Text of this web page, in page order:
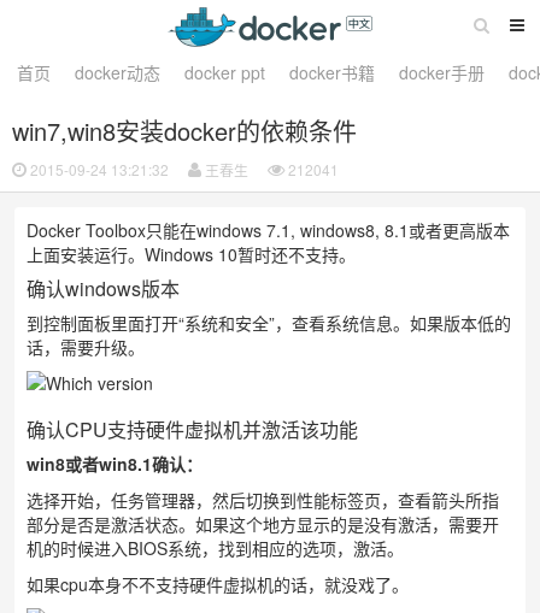
首页 docker动态 docker ppt docker书籍 docker手册
win7,win8安装docker的依赖条件
2015-09-24 13:21:32 王春生 212041
Docker Toolbox只能在windows 7.1, windows8, 8.1或者更高版本
上面安装运行。Windows 10暂时还不支持。
确认windows版本
到控制面板里面打开“系统和安全”，查看系统信息。如果版本低的
话，需要升级。
确认CPU支持硬件虚拟机并激活该功能
win8或者win8.1确认：
选择开始，任务管理器，然后切换到性能标签页，查看箭头所指
部分是否是激活状态。如果这个地方显示的是没有激活，需要开
机的时候进入BIOS系统，找到相应的选项，激活。
如果cpu本身不不支持硬件虚拟机的话，就没戏了。